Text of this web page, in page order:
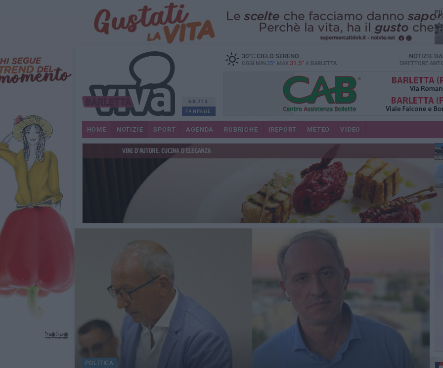
68.713
FANPAGE
30°CCIELO SERENO
OGGI MIN 25° MAX 31.5° A BARLETTA
NOTIZIE
DIRETTORE
HOME NOTIZIE SPORT AGENDA RUBRICHE IREPORT METEO VIDEO
POLITICA